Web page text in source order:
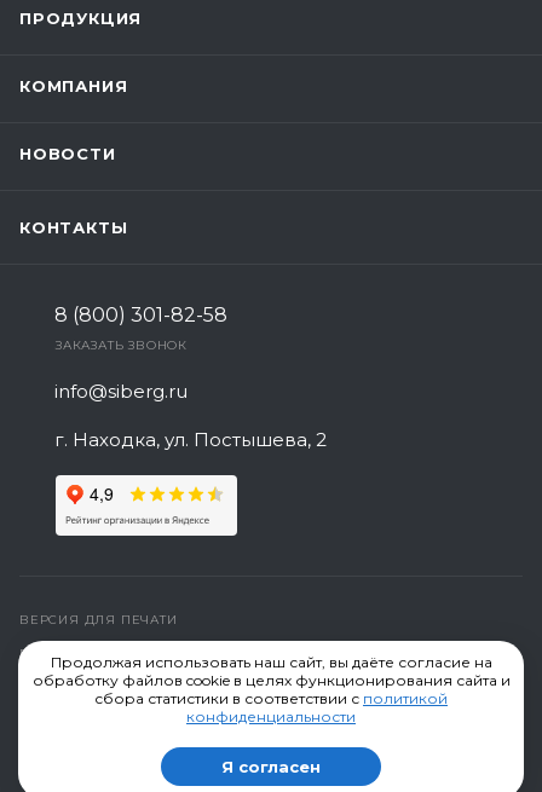
ПРОДУКЦИЯ
КОМПАНИЯ
НОВОСТИ
КОНТАКТЫ
8 (800) 301-82-58
ЗАКАЗАТЬ ЗВОНОК
info@siberg.ru
г. Находка, ул. Постышева, 2
ВЕРСИЯ ДЛЯ ПЕЧАТИ
ПОЛИТИКА КОНФИДЕНЦИАЛЬНОСТИ
СОЗДАНИЕ САЙТА
Компания "Сиберг" производство сеток © 2019-2026,
Продолжая использовать наш сайт, вы даёте согласие на
обработку файлов cookie в целях функционирования сайта и
сбора статистики в соответствии с политикой
конфиденциальности
Я согласен